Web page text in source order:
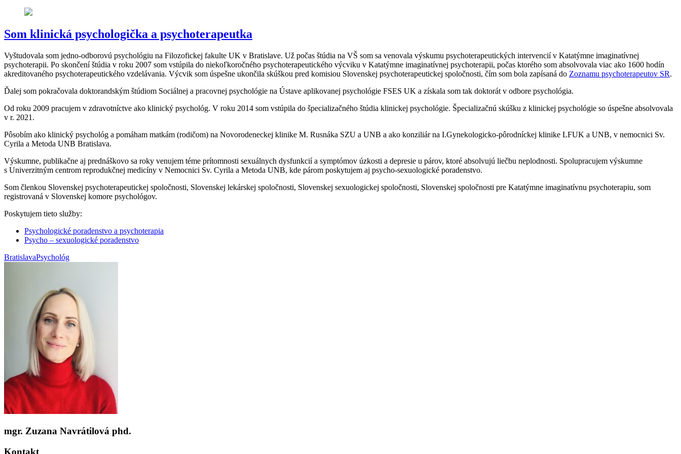
Som klinická psychologička a psychoterapeutka
Vyštudovala som jedno-odborovú psychológiu na Filozofickej fakulte UK v Bratislave. Už počas štúdia na VŠ som sa venovala výskumu psychoterapeutických intervencií v Katatýmne imaginatívnej
psychoterapii. Po skončení štúdia v roku 2007 som vstúpila do niekoľkoročného psychoterapeutického výcviku v Katatýmne imaginatívnej psychoterapii, počas ktorého som absolvovala viac ako 1600 hodín
akreditovaného psychoterapeutického vzdelávania. Výcvik som úspešne ukončila skúškou pred komisiou Slovenskej psychoterapeutickej spoločnosti, čím som bola zapísaná do Zoznamu psychoterapeutov SR.
Ďalej som pokračovala doktorandským štúdiom Sociálnej a pracovnej psychológie na Ústave aplikovanej psychológie FSES UK a získala som tak doktorát v odbore psychológia.
Od roku 2009 pracujem v zdravotníctve ako klinický psychológ. V roku 2014 som vstúpila do špecializačného štúdia klinickej psychológie. Špecializačnú skúšku z klinickej psychológie so úspešne absolvovala
v r. 2021.
Pôsobím ako klinický psychológ a pomáham matkám (rodičom) na Novorodeneckej klinike M. Rusnáka SZU a UNB a ako konziliár na I.Gynekologicko-pôrodníckej klinike LFUK a UNB, v nemocnici Sv.
Cyrila a Metoda UNB Bratislava.
Výskumne, publikačne aj prednáškovo sa roky venujem téme prítomnosti sexuálnych dysfunkcií a symptómov úzkosti a depresie u párov, ktoré absolvujú liečbu neplodnosti. Spolupracujem výskumne
s Univerzitným centrom reprodukčnej medicíny v Nemocnici Sv. Cyrila a Metoda UNB, kde párom poskytujem aj psycho-sexuologické poradenstvo.
Som členkou Slovenskej psychoterapeutickej spoločnosti, Slovenskej lekárskej spoločnosti, Slovenskej sexuologickej spoločnosti, Slovenskej spoločnosti pre Katatýmne imaginatívnu psychoterapiu, som
registrovaná v Slovenskej komore psychológov.
Poskytujem tieto služby:
Psychologické poradenstvo a psychoterapia
Psycho – sexuologické poradenstvo
BratislavaPsychológ
mgr. Zuzana Navrátilová phd.
Kontakt